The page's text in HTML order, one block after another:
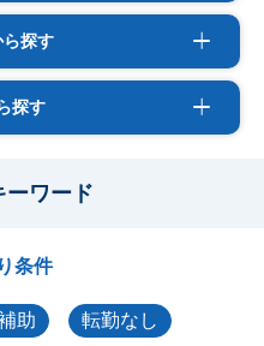
探す
探す
ーワード
条件
助 転勤なし